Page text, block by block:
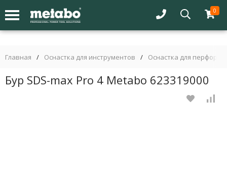
0
Главная / Оснастка для инструментов / Оснастка для
Бур SDS-max Pro 4 Metabo 623319000